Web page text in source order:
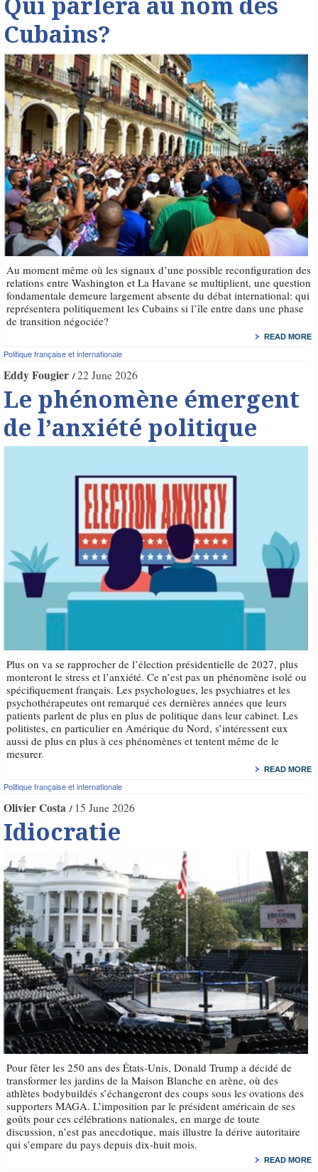
Qui parlera au nom des
Cubains?
Au moment même où les signaux d’une possible reconfiguration des
relations entre Washington et La Havane se multiplient, une question
fondamentale demeure largement absente du débat international: qui
représentera politiquement les Cubains si l’île entre dans une phase
de transition négociée?
READ MORE
Politique française et internationale
Eddy Fougier 22 June 2026
Le phénomène émergent
de l’anxiété politique
Plus on va se rapprocher de l’élection présidentielle de 2027, plus
monteront le stress et l’anxiété. Ce n’est pas un phénomène isolé ou
spécifiquement français. Les psychologues, les psychiatres et les
psychothérapeutes ont remarqué ces dernières années que leurs
patients parlent de plus en plus de politique dans leur cabinet. Les
politistes, en particulier en Amérique du Nord, s’intéressent eux
aussi de plus en plus à ces phénomènes et tentent même de le
mesurer.
READ MORE
Politique française et internationale
Olivier Costa 15 June 2026
Idiocratie
Pour fêter les 250 ans des États-Unis, Donald Trump a décidé de
transformer les jardins de la Maison Blanche en arène, où des
athlètes bodybuildés s’échangeront des coups sous les ovations des
supporters MAGA. L’imposition par le président américain de ses
goûts pour ces célébrations nationales, en marge de toute
discussion, n’est pas anecdotique, mais illustre la dérive autoritaire
qui s’empare du pays depuis dix-huit mois.
READ MORE